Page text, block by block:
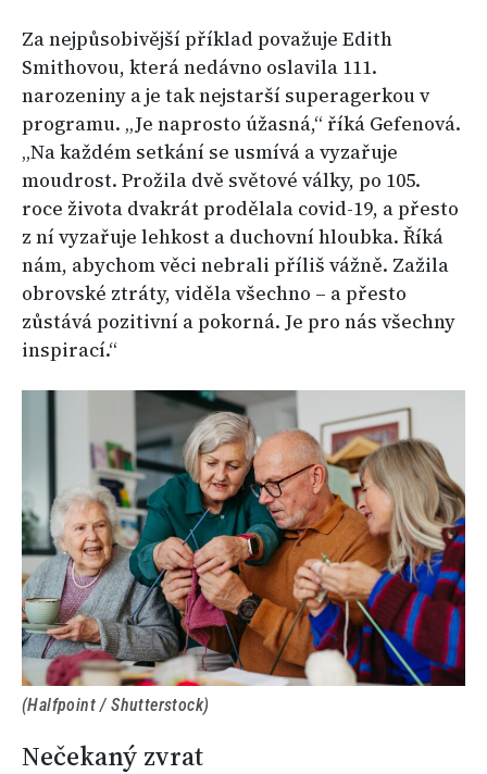
Za nejpůsobivější příklad považuje Edith
Smithovou, která nedávno oslavila 111.
narozeniny a je tak nejstarší superagerkou v
programu. „Je naprosto úžasná,“ říká Gefenová.
„Na každém setkání se usmívá a vyzařuje
moudrost. Prožila dvě světové války, po 105.
roce života dvakrát prodělala covid-19, a přesto
z ní vyzařuje lehkost a duchovní hloubka. Říká
nám, abychom věci nebrali příliš vážně. Zažila
obrovské ztráty, viděla všechno – a přesto
zůstává pozitivní a pokorná. Je pro nás všechny
inspirací.“
(Halfpoint / Shutterstock)
Nečekaný zvrat